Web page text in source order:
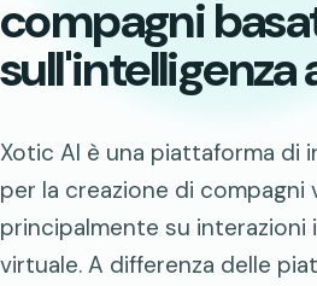
compagni
sull'intelligenza
Xotic AI è una piattaforma di
per la creazione di compagni
principalmente su interazioni
virtuale. A differenza delle